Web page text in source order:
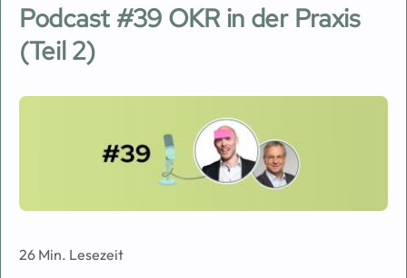
Podcast #39 OKR in der Praxis
(Teil 2)
Image
26 Min. Lesezeit